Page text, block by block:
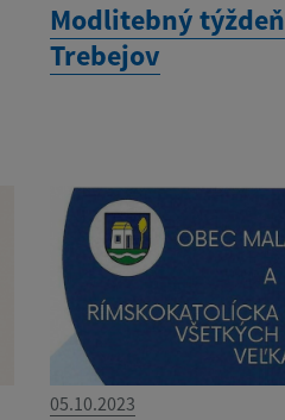
Modlitebný týždeň
Trebejov
05.10.2023